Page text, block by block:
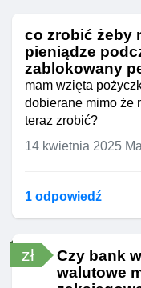
co zrobić żeby
pieniądze
zablokowany
mam wzięta
dobierane mimo że
teraz zrobić?
14 kwietnia 2025
1 odpowiedź
zł
Czy bank
walutowe